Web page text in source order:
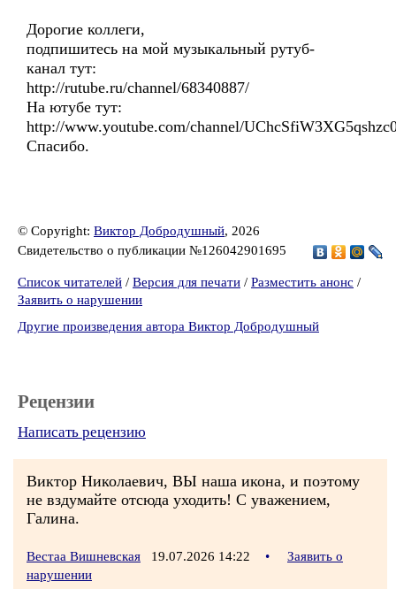
Дорогие коллеги,
подпишитесь на мой музыкальный рутуб-
канал тут:
http://rutube.ru/channel/68340887/
На ютубе тут:
http://www.youtube.com/channel/
Спасибо.
© Copyright: Виктор Добродушный, 2026
Свидетельство о публикации №126042901695
Список читателей / Версия для печати / Разместить анонс /
Заявить о нарушении
Другие произведения автора Виктор Добродушный
Рецензии
Написать рецензию
Виктор Николаевич, ВЫ наша икона, и поэтому
не вздумайте отсюда уходить! С уважением,
Галина.
Вестаа Вишневская 19.07.2026 14:22 •
Заявить о
нарушении